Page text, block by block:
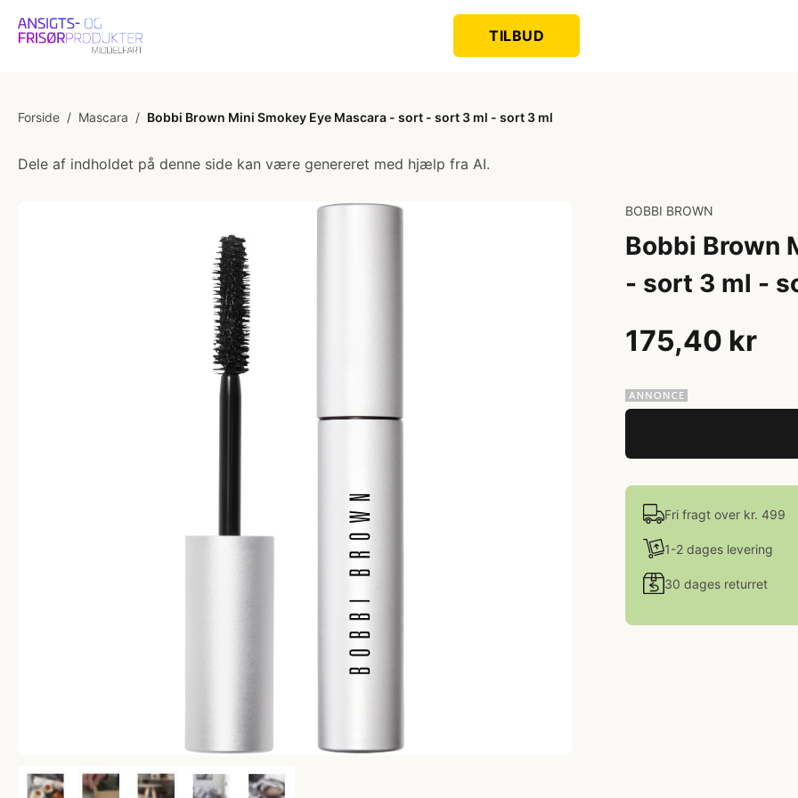
TILBUD
Forside / Mascara / Bobbi Brown Mini Smokey Eye Mascara - sort - sort 3 ml - sort 3 ml
Dele af indholdet på denne side kan være genereret med hjælp fra AI.
BOBBI BROWN
Bobbi Brown
- sort 3 ml -
175,40 kr
Fri fragt over kr. 499
1-2 dages levering
30 dages returret